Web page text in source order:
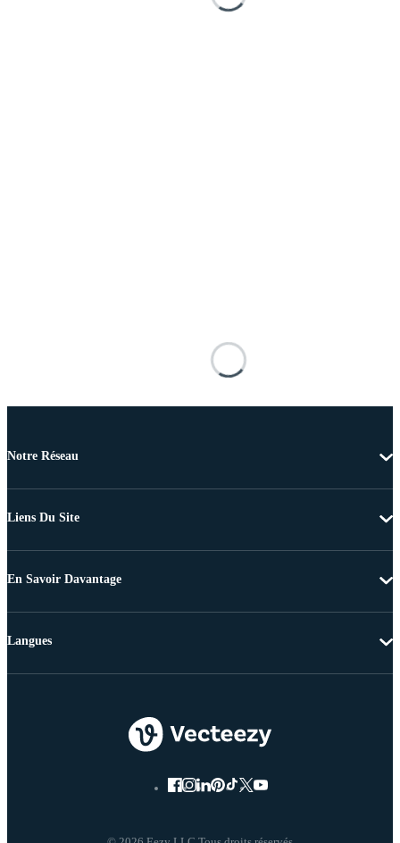
Notre Réseau
Liens Du Site
En Savoir Davantage
Langues